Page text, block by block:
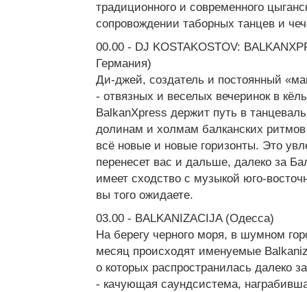
традиционного и современного
сопровождении таборных танцев и
00.00 - DJ KOSTAKOSTOV:
Германия)
Ди-джей, создатель и постоянный
- отвязных и веселых вечеринок в
ВalkanXpress держит путь в
долинам и холмам балканских
всё новые и новые горизонты. Это
перенесет вас и дальше, далеко за
имеет сходство с музыкой юго-
вы того ожидаете.
03.00 - BALKANIZACIJA (Одесса)
На берегу черного моря, в шумном
месяц происходят именуемыe
о которых распространилась далеко
- качующая саундсистема,